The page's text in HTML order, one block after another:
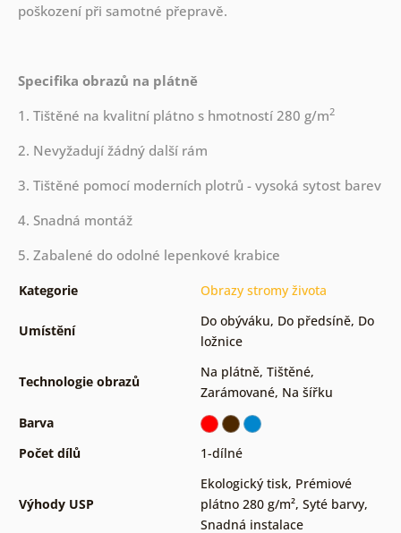
poškození při samotné přepravě.
Specifika obrazů na plátně
1. Tištěné na kvalitní plátno s hmotností 280 g/m2
2. Nevyžadují žádný další rám
3. Tištěné pomocí moderních plotrů - vysoká sytost barev
4. Snadná montáž
5. Zabalené do odolné lepenkové krabice
Kategorie Obrazy stromy života
Umístění
Do obýváku, Do předsíně, Do
ložnice
Technologie obrazů
Na plátně, Tištěné,
Zarámované, Na šířku
Barva
Počet dílů
1-dílné
Výhody USP
Ekologický tisk, Prémiové
plátno 280 g/m², Syté barvy,
Snadná instalace